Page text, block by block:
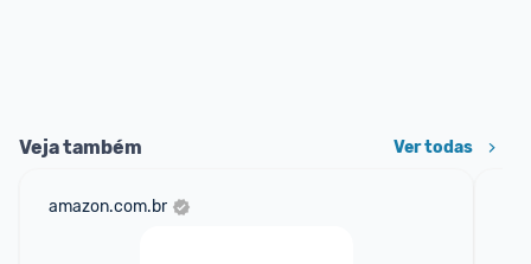
Veja também Ver todas
amazon.com.br